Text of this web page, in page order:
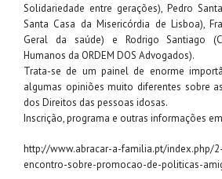
Solidariedade entre gerações), Pedro
Santa Casa da Misericórdia de Lisboa),
Geral da saúde) e Rodrigo Santiago
Humanos da ORDEM DOS Advogados).
Trata-se de um painel de enorme
algumas opiniões muito diferentes sobre
dos Direitos das pessoas idosas.
Inscrição, programa e outras informações
http://www.abracar-a-familia.pt/index.php/
encontro-sobre-promocao-de-politicas-